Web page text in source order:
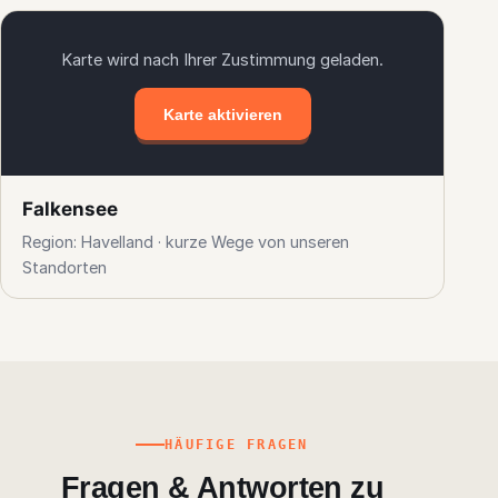
Karte wird nach Ihrer Zustimmung geladen.
Karte aktivieren
Falkensee
Region: Havelland · kurze Wege von unseren
Standorten
HÄUFIGE FRAGEN
Fragen & Antworten zu